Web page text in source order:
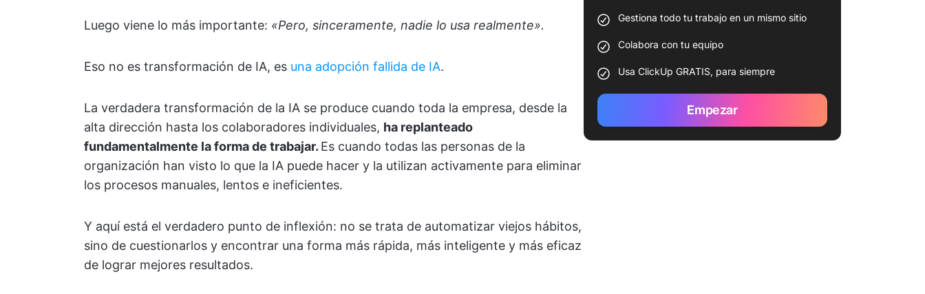
Luego viene lo más importante: «Pero, sinceramente, nadie lo usa realmente».
Eso no es transformación de IA, es una adopción fallida de IA.
La verdadera transformación de la IA se produce cuando toda la empresa, desde la
alta dirección hasta los colaboradores individuales, ha replanteado
fundamentalmente la forma de trabajar. Es cuando todas las personas de la
organización han visto lo que la IA puede hacer y la utilizan activamente para eliminar
los procesos manuales, lentos e ineficientes.
Y aquí está el verdadero punto de inflexión: no se trata de automatizar viejos hábitos,
sino de cuestionarlos y encontrar una forma más rápida, más inteligente y más eficaz
de lograr mejores resultados.
Gestiona todo tu trabajo en un mismo sitio
Colabora con tu equipo
Usa ClickUp GRATIS, para siempre
Empezar